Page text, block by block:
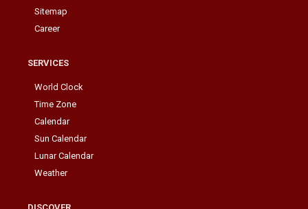
Sitemap
Career
SERVICES
World Clock
Time Zone
Calendar
Sun Calendar
Lunar Calendar
Weather